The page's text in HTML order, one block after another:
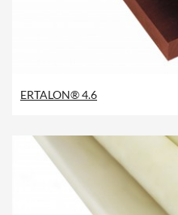
ERTALON® 4.6